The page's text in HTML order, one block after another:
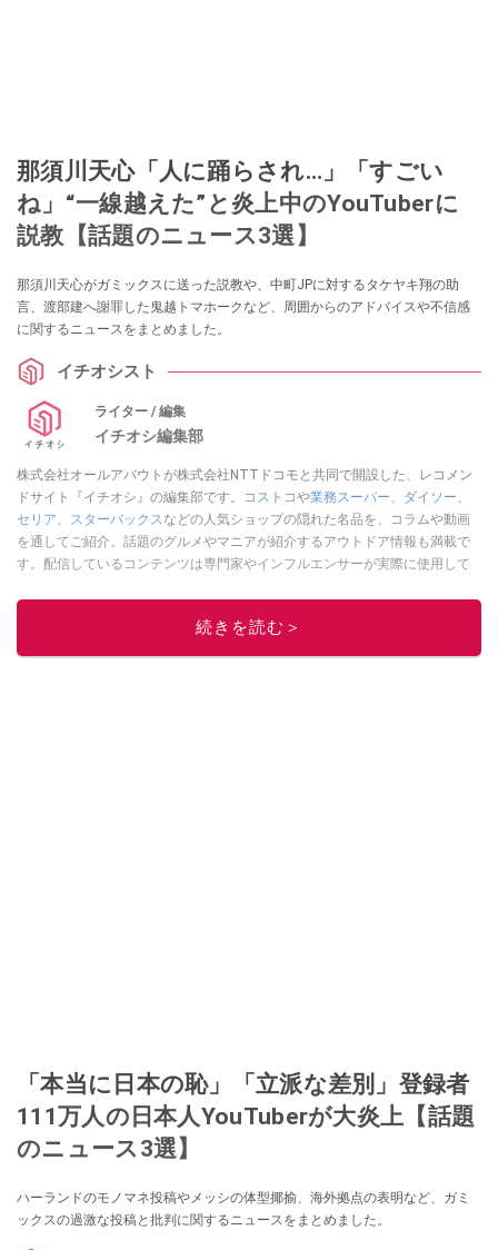
那須川天心「人に踊らされ…」「すごい
ね」“一線越えた”と炎上中のYouTuberに
説教【話題のニュース3選】
那須川天心がガミックスに送った説教や、中町JPに対するタケヤキ翔の助
言、渡部建へ謝罪した鬼越トマホークなど、周囲からのアドバイスや不信感
に関するニュースをまとめました。
イチオシスト
ライター / 編集
イチオシ編集部
株式会社オールアバウトが株式会社NTTドコモと共同で開設した、レコメン
ドサイト『イチオシ』の編集部です。
コストコや業務スーパー、 ダイソー、
セリア、 スターバックスなどの人気ショップの隠れた名品を、コラムや動画
を通してご紹介。話題のグルメやマニアが紹介するアウトドア情報も満載で
す。配信しているコンテンツは専門家やインフルエンサーが実際に使用して
ニュースでフォロー
続きを読む＞
「本当に日本の恥」「立派な差別」登録者
111万人の日本人YouTuberが大炎上【話題
のニュース3選】
ハーランドのモノマネ投稿やメッシの体型揶揄、海外拠点の表明など、ガミ
ックスの過激な投稿と批判に関するニュースをまとめました。